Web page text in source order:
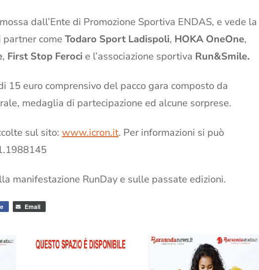
dall’Ente di Promozione Sportiva ENDAS, e vede la
come Todaro Sport Ladispoli, HOKA OneOne,
, First Stop Feroci e l’associazione sportiva Run&Smile.
15 euro comprensivo del pacco gara composto da
medaglia di partecipazione ed alcune sorprese.
sul sito: www.icron.it. Per informazioni si può
manifestazione RunDay e sulle passate edizioni.
Email